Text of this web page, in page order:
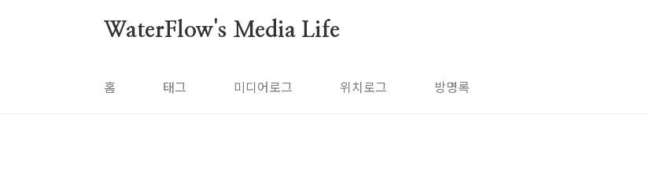
WaterFlow's Media Life
홈 태그 미디어로그 위치로그 방명록